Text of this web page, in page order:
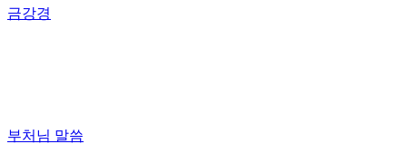
금강경
부처님 말씀